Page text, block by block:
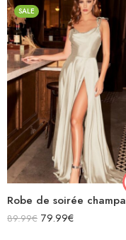
SALE
89.99€ 79.99€